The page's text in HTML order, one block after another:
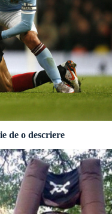
de o descriere